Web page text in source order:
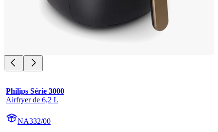
Philips Série 3000
Airfryer de 6,2 L
NA332/00